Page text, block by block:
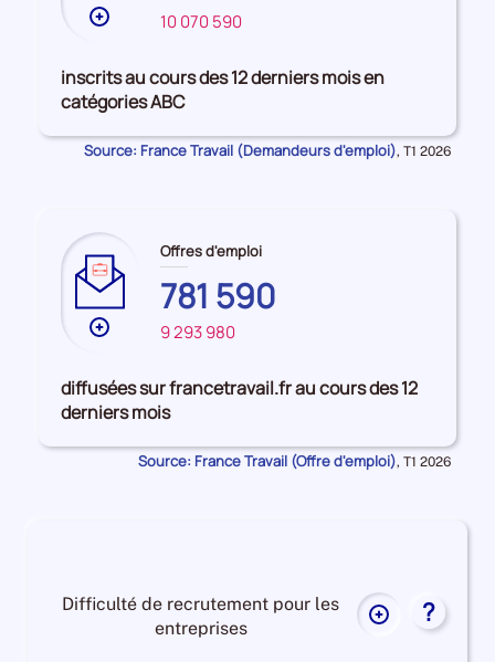
Plus
données
sur
les
OCCITANIE
10 070 590
inscrits au cours des 12 derniers mois en
catégories ABC
Source: France Travail (Demandeurs d'emploi), Données
T1 2026
Plus
données
sur
les
OCCITANIE
Offres d'emploi
781 590
9 293 980
diffusées sur francetravail.fr au cours des 12
derniers mois
Source: France Travail (Offre d'emploi), Données
T1 2026
Difficulté de recrutement pour les
entreprises
Plus
?